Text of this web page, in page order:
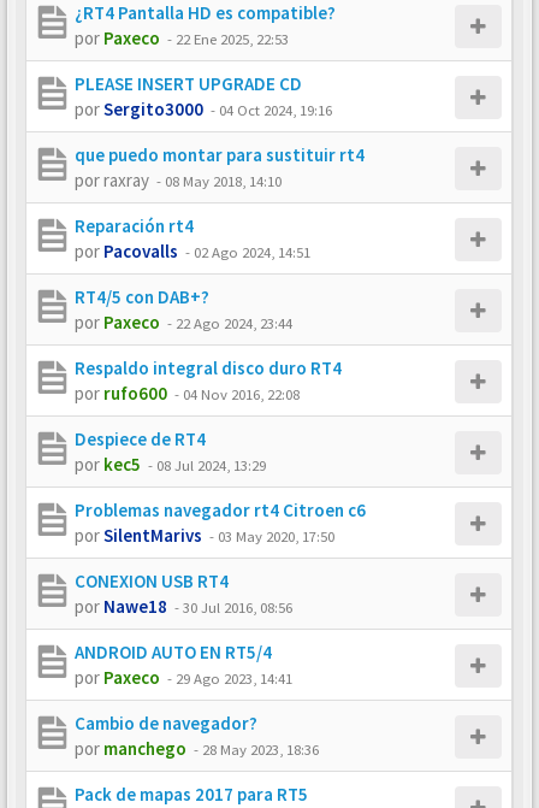
¿RT4 Pantalla HD es compatible?
por Paxeco - 22 Ene 2025, 22:53
PLEASE INSERT UPGRADE CD
porSergito3000 - 04 Oct 2024, 19:16
que puedo montar para sustituir rt4
porraxray - 08 May 2018, 14:10
Reparación rt4
por Pacovalls - 02 Ago 2024, 14:51
RT4/5 con DAB+?
por Paxeco - 22 Ago 2024, 23:44
Respaldo integral disco duro RT4
por rufo600 - 04 Nov 2016, 22:08
Despiece de RT4
por kec5 - 08 Jul 2024, 13:29
Problemas navegador rt4 Citroen c6
porSilentMarivs - 03 May 2020, 17:50
CONEXION USB RT4
por Nawe18 -30 Jul 2016, 08:56
ANDROID AUTO EN RT5/4
por Paxeco - 29 Ago 2023, 14:41
Cambio de navegador?
por manchego - 28 May 2023, 18:36
Pack de mapas 2017 para RT5